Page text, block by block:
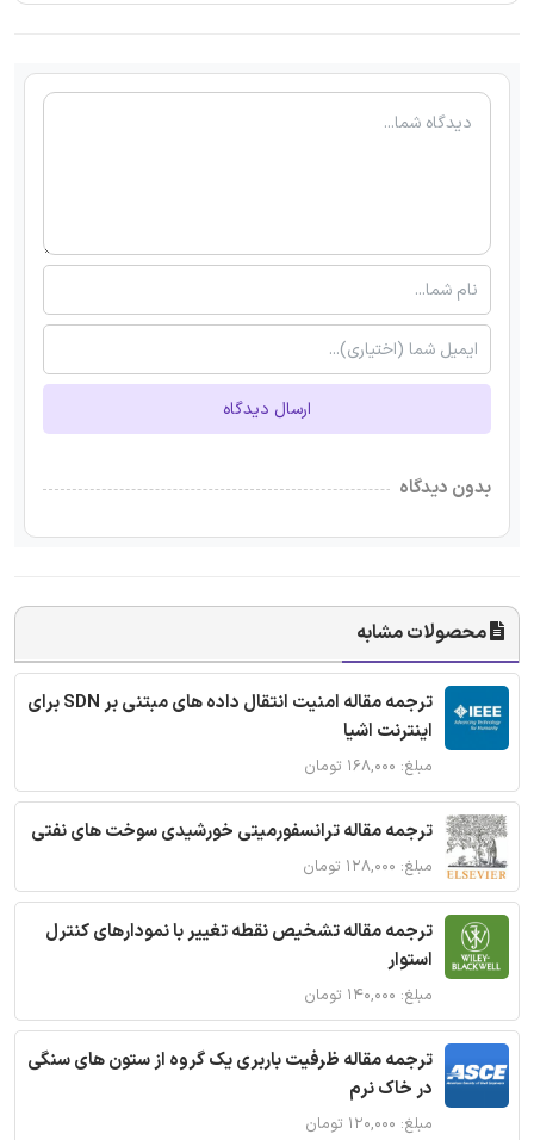
ارسال دیدگاه
بدون دیدگاه
محصولات مشابه
ترجمه مقاله امنیت انتقال داده های مبتنی بر SDN برای
اینترنت اشیا
مبلغ: ۱۶۸,۰۰۰ تومان
ترجمه مقاله ترانسفورمیتی خورشیدی سوخت های نفتی
مبلغ: ۱۲۸,۰۰۰ تومان
ترجمه مقاله تشخیص نقطه تغییر با نمودارهای کنترل
استوار
مبلغ: ۱۴۰,۰۰۰ تومان
ترجمه مقاله ظرفیت باربری یک گروه از ستون های سنگی
در خاک نرم
مبلغ: ۱۲۰,۰۰۰ تومان